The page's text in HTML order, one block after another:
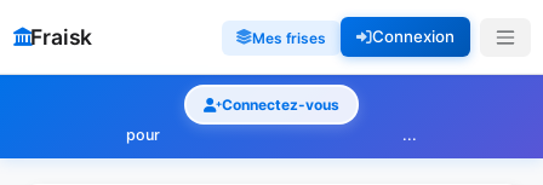
Fraisk Mes frises Connexion
Connectez-vous
pour
...